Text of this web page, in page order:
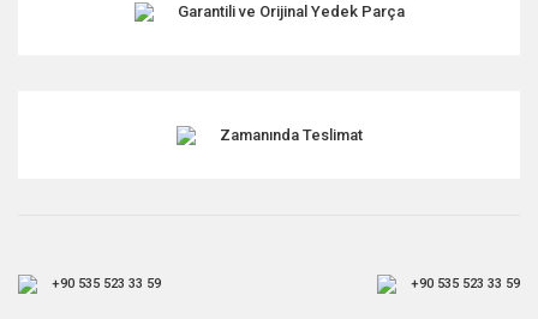
Garantili ve Orijinal Yedek Parça
Zamanında Teslimat
+90 535 523 33 59 +90 535 523 33 59